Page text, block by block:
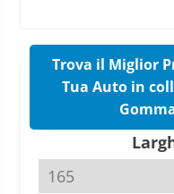
Trova il Miglior
Tua Auto in